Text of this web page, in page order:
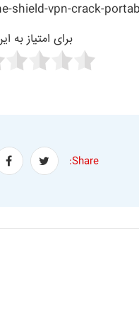
vpn-crack-
برای امتیاز به
Share: